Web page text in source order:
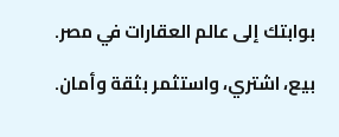
بوابتك إلى عالم العقارات في مصر.
بيع، اشتري، واستثمر بثقة وأمان.